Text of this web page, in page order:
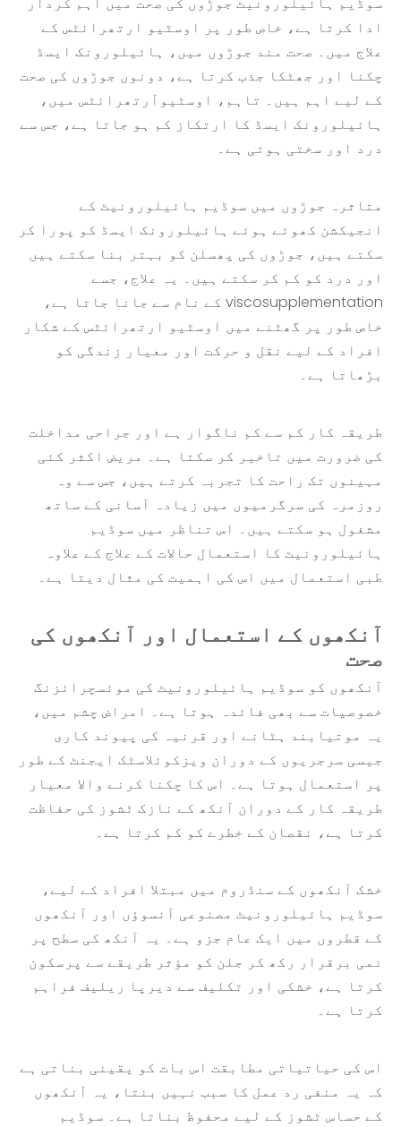
ادا کرتا ہے، خاص طور پر اوسٹیو ارتھرائٹس کے
علاج میں۔ صحت مند جوڑوں میں، ہائیلورونک ایسڈ
چکنا اور جھٹکا جذب کرتا ہے، دونوں جوڑوں کی صحت
کے لیے اہم ہیں۔ تاہم، اوسٹیوآرتھرائٹس میں،
ہائیلورونک ایسڈ کا ارتکاز کم ہو جاتا ہے، جس سے
درد اور سختی ہوتی ہے۔
متاثرہ جوڑوں میں سوڈیم ہائیلورونیٹ کے
انجیکشن کھوئے ہوئے ہائیلورونک ایسڈ کو پورا کر
سکتے ہیں، جوڑوں کی پھسلن کو بہتر بنا سکتے ہیں
اور درد کو کم کر سکتے ہیں۔ یہ علاج، جسے
viscosupplementation کے نام سے جانا جاتا ہے،
خاص طور پر گھٹنے میں اوسٹیو ارتھرائٹس کے شکار
افراد کے لیے نقل و حرکت اور معیار زندگی کو
بڑھاتا ہے۔
طریقہ کار کم سے کم ناگوار ہے اور جراحی مداخلت
کی ضرورت میں تاخیر کر سکتا ہے۔ مریض اکثر کئی
مہینوں تک راحت کا تجربہ کرتے ہیں، جس سے وہ
روزمرہ کی سرگرمیوں میں زیادہ آسانی کے ساتھ
مشغول ہو سکتے ہیں۔ اس تناظر میں سوڈیم
ہائیلورونیٹ کا استعمال حالات کے علاج کے علاوہ
طبی استعمال میں اس کی اہمیت کی مثال دیتا ہے۔
آنکھوں کے استعمال اور آنکھوں کی
صحت
آنکھوں کو سوڈیم ہائیلورونیٹ کی موئسچرائزنگ
خصوصیات سے بھی فائدہ ہوتا ہے۔ امراض چشم میں،
یہ موتیابند ہٹانے اور قرنیہ کی پیوند کاری
جیسی سرجریوں کے دوران ویزکوئلاسٹک ایجنٹ کے طور
پر استعمال ہوتا ہے۔ اس کا چکنا کرنے والا معیار
طریقہ کار کے دوران آنکھ کے نازک ٹشوز کی حفاظت
کرتا ہے، نقصان کے خطرے کو کم کرتا ہے۔
خشک آنکھوں کے سنڈروم میں مبتلا افراد کے لیے،
سوڈیم ہائیلورونیٹ مصنوعی آنسوؤں اور آنکھوں
کے قطروں میں ایک عام جزو ہے۔ یہ آنکھ کی سطح پر
نمی برقرار رکھ کر جلن کو مؤثر طریقے سے پرسکون
کرتا ہے، خشکی اور تکلیف سے دیرپا ریلیف فراہم
کرتا ہے۔
اس کی حیاتیاتی مطابقت اس بات کو یقینی بناتی ہے
کہ یہ منفی رد عمل کا سبب نہیں بنتا، یہ آنکھوں
کے حساس ٹشوز کے لیے محفوظ بناتا ہے۔ سوڈیم